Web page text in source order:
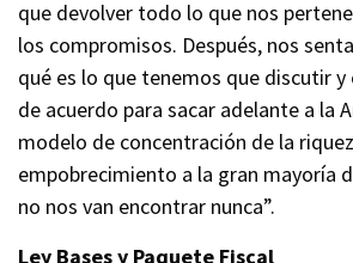
que devolver todo lo que nos
los compromisos. Después, nos
qué es lo que tenemos que discutir
de acuerdo para sacar adelante a la
modelo de concentración de la
empobrecimiento a la gran mayoría
no nos van encontrar nunca”.
Ley Bases y Paquete Fiscal